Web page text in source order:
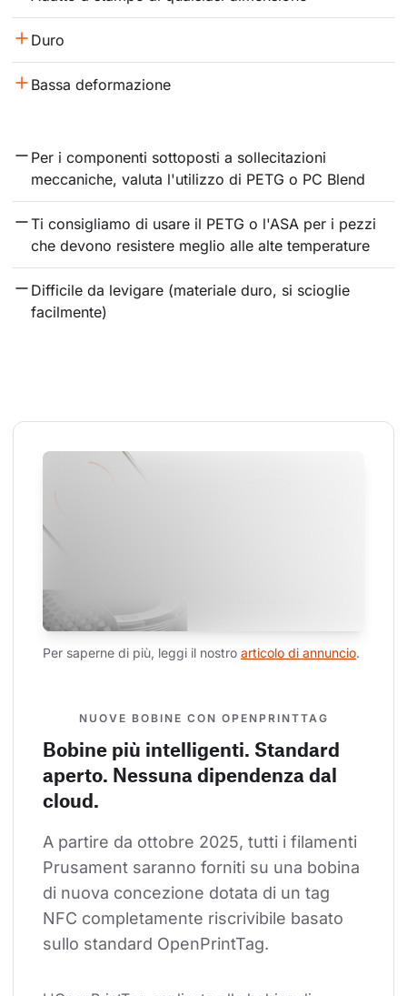
Duro
Bassa deformazione
Per i componenti sottoposti a sollecitazioni
meccaniche, valuta l'utilizzo di PETG o PC Blend
Ti consigliamo di usare il PETG o l'ASA per i pezzi
che devono resistere meglio alle alte temperature
Difficile da levigare (materiale duro, si scioglie
facilmente)
Per saperne di più, leggi il nostro articolo di annuncio.
NUOVE BOBINE CON OPENPRINTTAG
Bobine più intelligenti. Standard
aperto. Nessuna dipendenza dal
cloud.
A partire da ottobre 2025, tutti i filamenti
Prusament saranno forniti su una bobina
di nuova concezione dotata di un tag
NFC completamente riscrivibile basato
sullo standard OpenPrintTag.